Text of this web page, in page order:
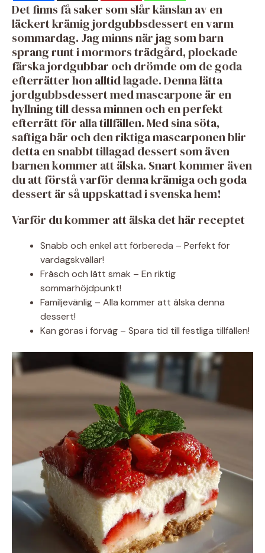
Det finns få saker som slår känslan av en
läckert krämig jordgubbsdessert en varm
sommardag. Jag minns när jag som barn
sprang runt i mormors trädgård, plockade
färska jordgubbar och drömde om de goda
efterrätter hon alltid lagade. Denna lätta
jordgubbsdessert med mascarpone är en
hyllning till dessa minnen och en perfekt
efterrätt för alla tillfällen. Med sina söta,
saftiga bär och den riktiga mascarponen blir
detta en snabbt tillagad dessert som även
barnen kommer att älska. Snart kommer även
du att förstå varför denna krämiga och goda
dessert är så uppskattad i svenska hem!
Varför du kommer att älska det här receptet
Snabb och enkel att förbereda – Perfekt för
vardagskvällar!
Fräsch och lätt smak – En riktig
sommarhöjdpunkt!
Familjevänlig – Alla kommer att älska denna
dessert!
Kan göras i förväg – Spara tid till festliga tillfällen!